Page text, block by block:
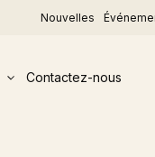
Nouvelles
Contactez-nous